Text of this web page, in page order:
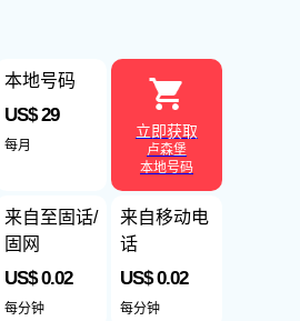
本地号码
US$ 29
每月
来自至固话/
固网
US$ 0.02
每分钟
立即获取
卢森堡
本地号码
来自移动电
话
US$ 0.02
每分钟